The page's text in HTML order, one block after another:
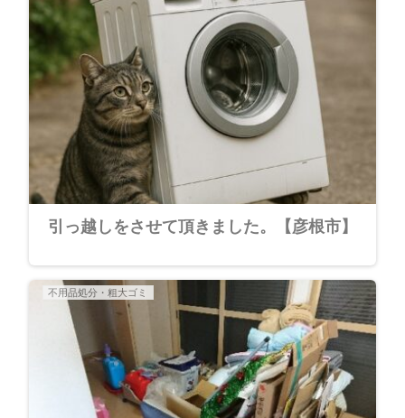
引っ越しをさせて頂きました。【彦根市】
不用品処分・粗大ゴミ